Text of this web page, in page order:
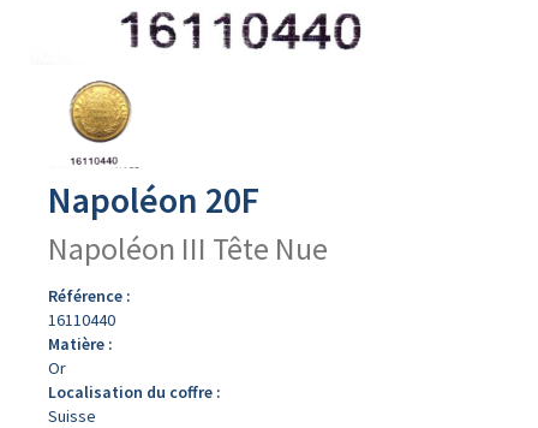
produit
Napoléon 20F
Napoléon III Tête Nue
Référence :
16110440
Matière :
Or
Localisation du coffre :
Suisse